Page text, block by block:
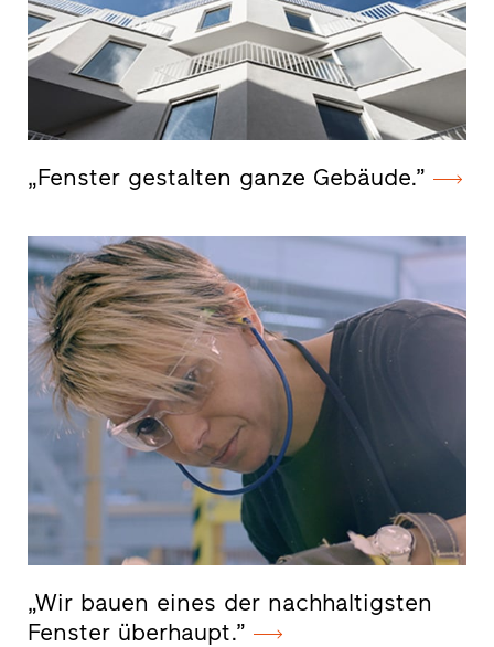
„Fenster gestalten ganze Gebäude.”
„Wir bauen eines der nachhaltigsten
Fenster überhaupt.”